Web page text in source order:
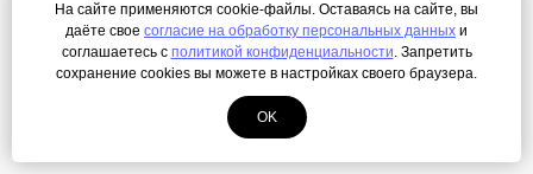
ПТ.: с 10.00 до 16.00
СБ,ВС: ВЫХОДНОЙ
На сайте применяются cookie-файлы. Оставаясь на сайте, вы
даёте свое согласие на обработку персональных данных и
соглашаетесь с политикой конфиденциальности. Запретить
сохранение cookies вы можете в настройках своего браузера.
OK